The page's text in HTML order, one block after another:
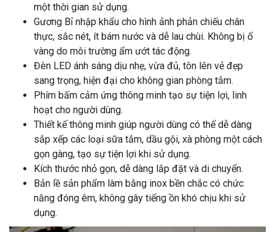
một thời gian sử dụng.
Gương Bỉ nhập khẩu cho hình ảnh phản chiếu chân
thực, sắc nét, ít bám nước và dễ lau chùi. Không bị ố
vàng do môi trường ẩm ướt tác động.
Đèn LED ánh sáng dịu nhẹ, vừa đủ, tôn lên vẻ đẹp
sang trọng, hiện đại cho không gian phòng tắm.
Phím bấm cảm ứng thông minh tạo sự tiện lợi, linh
hoạt cho người dùng.
Thiết kế thông minh giúp người dùng có thể dễ dàng
sắp xếp các loại sữa tắm, dầu gội, xà phòng một cách
gọn gàng, tạo sự tiện lợi khi sử dụng.
Kích thước nhỏ gọn, dễ dàng lắp đặt và di chuyển.
Bản lề sản phẩm làm bằng inox bền chắc có chức
năng đóng êm, không gây tiếng ồn khó chịu khi sử
dụng.